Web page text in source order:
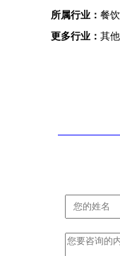
所属行业： 餐
更多行业： 其